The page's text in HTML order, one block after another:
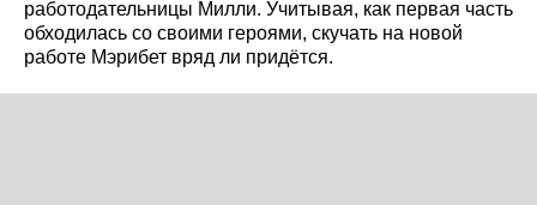
работодательницы Милли. Учитывая, как первая часть
обходилась со своими героями, скучать на новой
работе Мэрибет вряд ли придётся.